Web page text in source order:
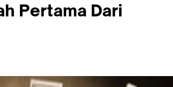
Pertama Dari